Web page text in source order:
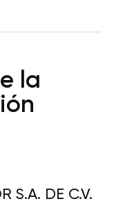
la
S.A. DE C.V.